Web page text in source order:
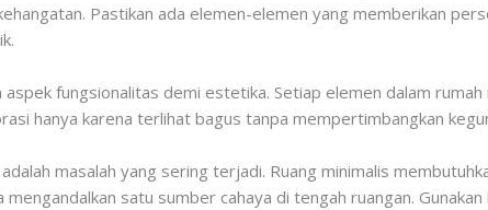
Pastikan ada elemen-elemen yang memberikan
aspek fungsionalitas demi estetika. Setiap elemen dalam
hanya karena terlihat bagus tanpa mempertimbangkan
masalah yang sering terjadi. Ruang minimalis
mengandalkan satu sumber cahaya di tengah ruangan.